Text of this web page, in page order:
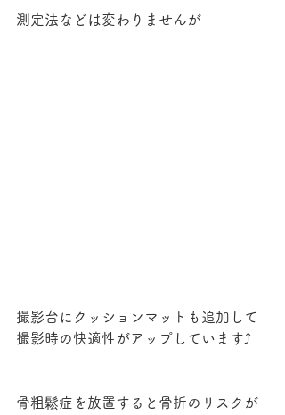
測定法などは変わりませんが
撮影台にクッションマットも追加して
撮影時の快適性がアップしています⤴️
骨粗鬆症を放置すると骨折のリスクが